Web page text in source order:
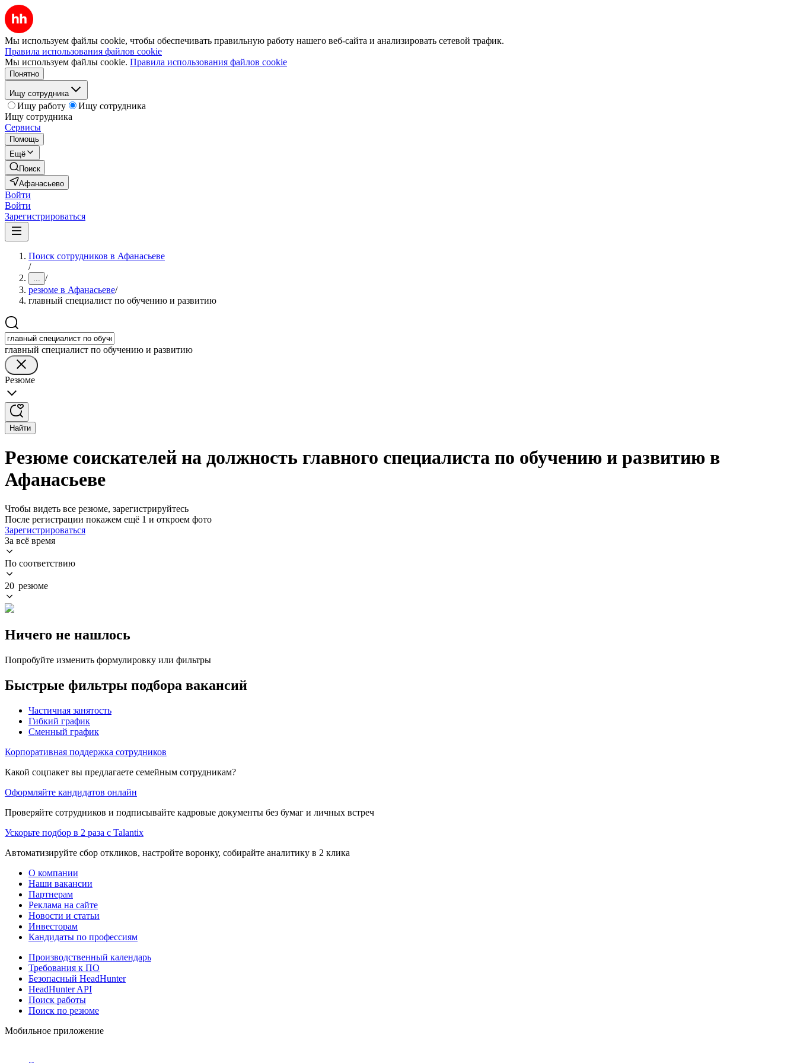
Мы используем файлы cookie, чтобы обеспечивать правильную работу нашего веб-сайта и анализировать сетевой трафик.
Правила использования файлов cookie
Мы используем файлы cookie. Правила использования файлов cookie
Понятно
Ищу сотрудника
Ищу работу
Ищу сотрудника
Ищу сотрудника
Сервисы
Помощь
Ещё
Поиск
Афанасьево
Войти
Войти
Зарегистрироваться
Поиск сотрудников в Афанасьеве
/
... /
резюме в Афанасьеве/
главный специалист по обучению и развитию
главный специалист по обучению и развитию
Резюме
Найти
Резюме соискателей на должность главного специалиста по обучению и развитию в
Афанасьеве
Чтобы видеть все резюме, зарегистрируйтесь
После регистрации покажем ещё 1 и откроем фото
Зарегистрироваться
За всё время
По соответствию
20 резюме
Ничего не нашлось
Попробуйте изменить формулировку или фильтры
Быстрые фильтры подбора вакансий
Частичная занятость
Гибкий график
Сменный график
Корпоративная поддержка сотрудников
Какой соцпакет вы предлагаете семейным сотрудникам?
Оформляйте кандидатов онлайн
Проверяйте сотрудников и подписывайте кадровые документы без бумаг и личных встреч
Ускорьте подбор в 2 раза с Talantix
Автоматизируйте сбор откликов, настройте воронку, собирайте аналитику в 2 клика
О компании
Наши вакансии
Партнерам
Реклама на сайте
Новости и статьи
Инвесторам
Кандидаты по профессиям
Производственный календарь
Требования к ПО
Безопасный HeadHunter
HeadHunter API
Поиск работы
Поиск по резюме
Мобильное приложение